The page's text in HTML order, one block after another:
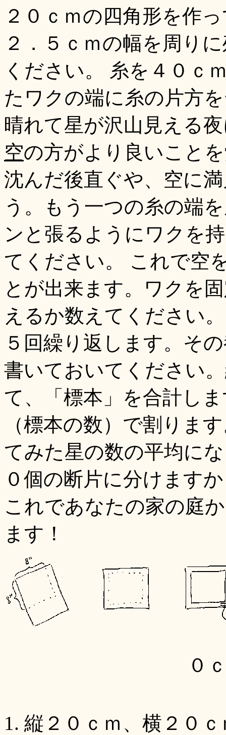
２０ｃｍの四角形を作
２．５ｃｍの幅を周り
ください。 糸を４０ｃ
たワクの端に糸の片方
晴れて星が沢山見える
空の方がより良いこと
沈んだ後直ぐや、空に
う。もう一つの糸の端
ンと張るようにワクを
てください。 これで空
とが出来ます。ワクを
えるか数えてください
５回繰り返します。そ
書いておいてください
て、「標本」を合計し
（標本の数）で割りま
てみた星の数の平均に
０個の断片に分けます
これであなたの家の庭
ます！
０
縦２０ｃｍ、横２０